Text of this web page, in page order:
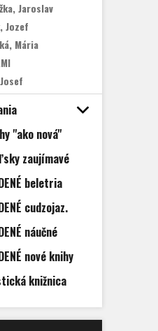
Jaroslav
Jozef
Mária
"ako nová"
zaujímavé
beletria
cudzojaz.
náučné
nové knihy
knižnica